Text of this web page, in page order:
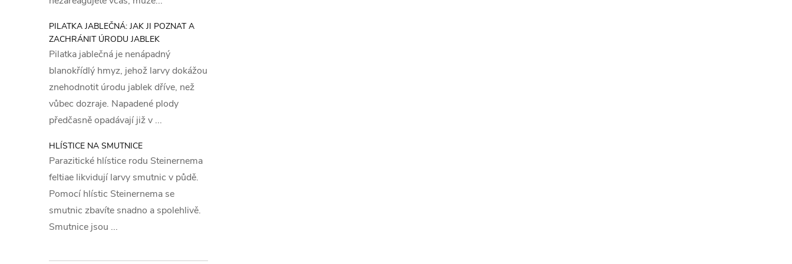
PILATKA JABLEČNÁ: JAK JI POZNAT A
ZACHRÁNIT ÚRODU JABLEK
Pilatka jablečná je nenápadný
blanokřídlý hmyz, jehož larvy dokážou
znehodnotit úrodu jablek dříve, než
vůbec dozraje. Napadené plody
předčasně opadávají již v ...
HLÍSTICE NA SMUTNICE
Parazitické hlístice rodu Steinernema
feltiae likvidují larvy smutnic v půdě.
Pomocí hlístic Steinernema se
smutnic zbavíte snadno a spolehlivě.
Smutnice jsou ...